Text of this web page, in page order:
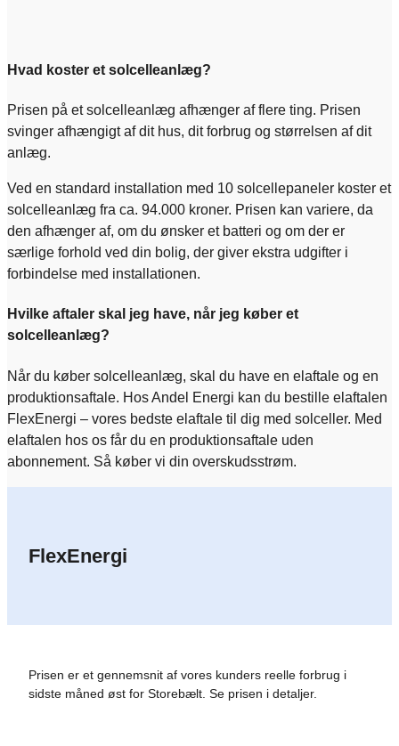
Hvad koster et solcelleanlæg?
Prisen på et solcelleanlæg afhænger af flere ting. Prisen
svinger afhængigt af dit hus, dit forbrug og størrelsen af dit
anlæg.
Ved en standard installation med 10 solcellepaneler koster et
solcelleanlæg fra ca. 94.000 kroner. Prisen kan variere, da
den afhænger af, om du ønsker et batteri og om der er
særlige forhold ved din bolig, der giver ekstra udgifter i
forbindelse med installationen.
Hvilke aftaler skal jeg have, når jeg køber et
solcelleanlæg?
Når du køber solcelleanlæg, skal du have en elaftale og en
produktionsaftale. Hos Andel Energi kan du bestille elaftalen
FlexEnergi – vores bedste elaftale til dig med solceller. Med
elaftalen hos os får du en produktionsaftale uden
abonnement. Så køber vi din overskudsstrøm.
FlexEnergi
Prisen er et gennemsnit af vores kunders reelle forbrug i
sidste måned øst for Storebælt. Se prisen i detaljer.